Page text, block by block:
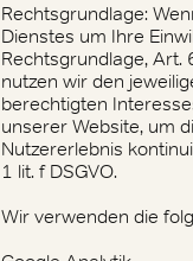
Rechtsgrundlage:
Dienstes um Ihre
Rechtsgrundlage, Art.
nutzen wir den
berechtigten
unserer Website, um
Nutzererlebnis
1 lit. f DSGVO.
Wir verwenden die